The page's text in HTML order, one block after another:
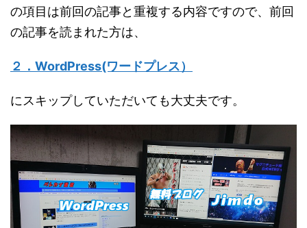
の項目は前回の記事と重複する内容ですので、前回
の記事を読まれた方は、
２．WordPress(ワードプレス）
にスキップしていただいても大丈夫です。